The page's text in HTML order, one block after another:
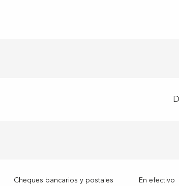
Cheques bancarios y postales En efectivo